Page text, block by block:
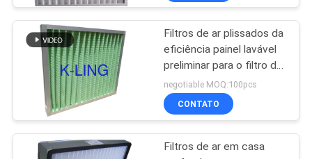
CONTROLE
QUALIDADE
CONTACTE-
NOS
Chuveiro de ar de
aço inoxidável
66
Filtros de ar plissados da
eficiência painel lavável
preliminar para o filtro de
AHU pre
negotiable MOQ:100pcs
CONTATO
Filtros de ar em casa